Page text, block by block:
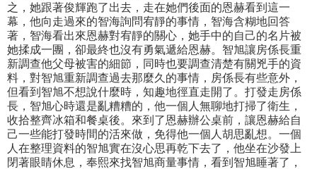
之，她跟著俊輝跑了出去，走在她們後面的恩赫看到這一
幕，他向走過來的智海詢問宥靜的事情，智海含糊地回答
著，智海看出來恩赫對宥靜的關心，她手中的自己的名片被
她揉成一團，卻最終也沒有勇氣遞給恩赫。智旭讓房係長重
新調查他父母被害的細節，同時也要調查清楚有關兇手的資
料，對智旭重新調查過去那麼久的事情，房係長有些意外，
但看到智旭不想說什麼時，知趣地徑直走開了。打發走房係
長，智旭心時還是亂糟糟的，他一個人無聊地打掃了衛生，
收拾整齊冰箱和餐桌後。來到了恩赫辦公桌前，讓恩赫給自
己一些能打發時間的活來做，免得他一個人胡思亂想。一個
人在整理資料的智旭實在沒心思再乾下去了，他坐在沙發上
閉著眼睛休息，奉熙來找智旭商量事情，看到智旭睡著了，